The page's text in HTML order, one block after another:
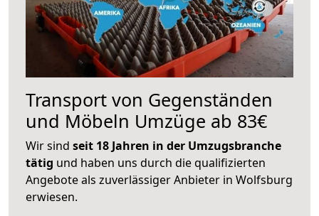
Transport von Gegenständen
und Möbeln Umzüge ab 83€
Wir sind seit 18 Jahren in der Umzugsbranche
tätig und haben uns durch die qualifizierten
Angebote als zuverlässiger Anbieter in Wolfsburg
erwiesen.